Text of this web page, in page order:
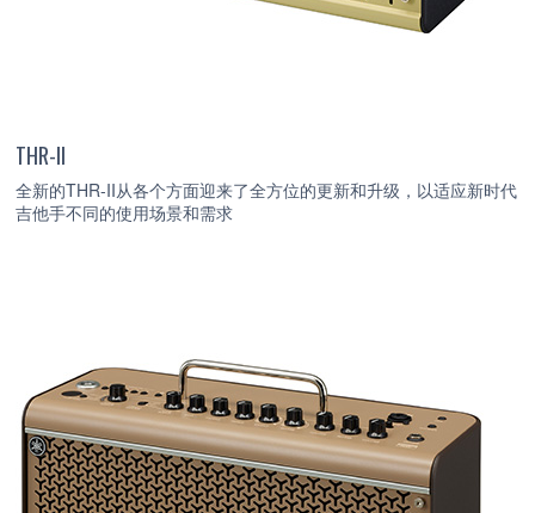
THR-II
全新的THR-II从各个方面迎来了全方位的更新和升级，以适应新时代
吉他手不同的使用场景和需求